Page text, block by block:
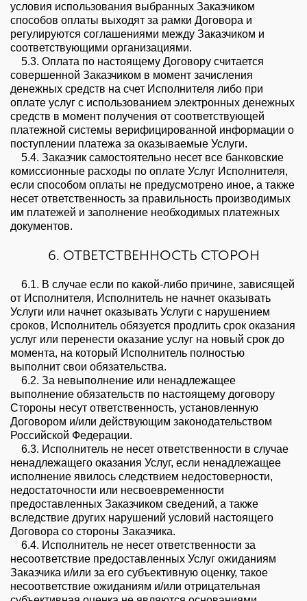
условия использования выбранных Заказчиком
способов оплаты выходят за рамки Договора и
регулируются соглашениями между Заказчиком и
соответствующими организациями.
5.3. Оплата по настоящему Договору считается
совершенной Заказчиком в момент зачисления
денежных средств на счет Исполнителя либо при
оплате услуг с использованием электронных денежных
средств в момент получения от соответствующей
платежной системы верифицированной информации о
поступлении платежа за оказываемые Услуги.
5.4. Заказчик самостоятельно несет все банковские
комиссионные расходы по оплате Услуг Исполнителя,
если способом оплаты не предусмотрено иное, а также
несет ответственность за правильность производимых
им платежей и заполнение необходимых платежных
документов.
6. ОТВЕТСТВЕННОСТЬ СТОРОН
6.1. В случае если по какой-либо причине, зависящей
от Исполнителя, Исполнитель не начнет оказывать
Услуги или начнет оказывать Услуги с нарушением
сроков, Исполнитель обязуется продлить срок оказания
услуг или перенести оказание услуг на новый срок до
момента, на который Исполнитель полностью
выполнит свои обязательства.
6.2. За невыполнение или ненадлежащее
выполнение обязательств по настоящему договору
Стороны несут ответственность, установленную
Договором и/или действующим законодательством
Российской Федерации.
6.3. Исполнитель не несет ответственности в случае
ненадлежащего оказания Услуг, если ненадлежащее
исполнение явилось следствием недостоверности,
недостаточности или несвоевременности
предоставленных Заказчиком сведений, а также
вследствие других нарушений условий настоящего
Договора со стороны Заказчика.
6.4. Исполнитель не несет ответственности за
несоответствие предоставленных Услуг ожиданиям
Заказчика и/или за его субъективную оценку, такое
несоответствие ожиданиям и/или отрицательная